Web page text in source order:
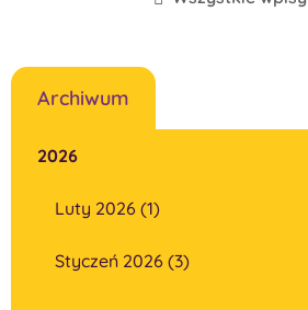
Archiwum
2026
Luty 2026 (1)
Styczeń 2026 (3)